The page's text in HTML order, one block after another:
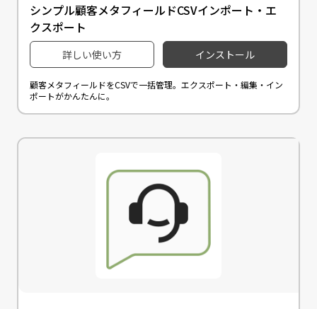
シンプル顧客メタフィールドCSVインポート・エ
クスポート
詳しい使い方 インストール
顧客メタフィールドをCSVで一括管理。エクスポート・編集・イン
ポートがかんたんに。